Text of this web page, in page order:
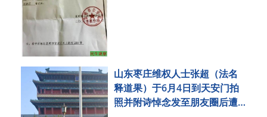
山东枣庄维权人士张超（法名
释道果）于6月4日到天安门拍
照并附诗悼念发至朋友圈后遭